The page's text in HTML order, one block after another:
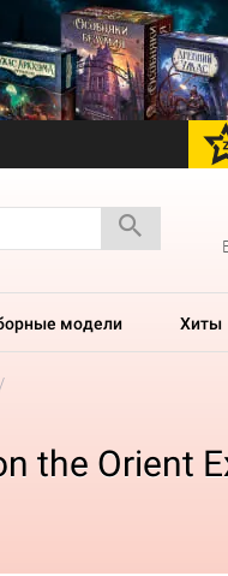
модели Хиты
the Orient